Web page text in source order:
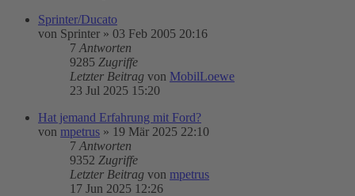
Sprinter/Ducato
von Sprinter » 03 Feb 2005 20:16
7 Antworten
9285 Zugriffe
Letzter Beitrag von MobilLoewe
23 Jul 2025 15:20
Hat jemand Erfahrung mit Ford?
von mpetrus » 19 Mär 2025 22:10
7 Antworten
9352 Zugriffe
Letzter Beitrag von mpetrus
17 Jun 2025 12:26